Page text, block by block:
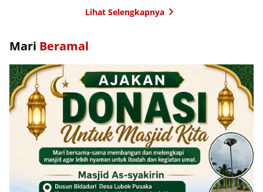
Lihat Selengkapnya
Mari Beramal